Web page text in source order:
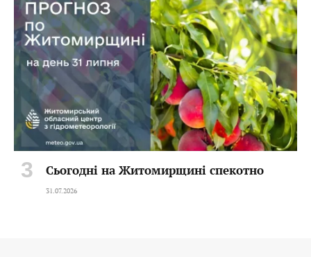
Сьогодні на Житомирщині спекотно
31.07.2026